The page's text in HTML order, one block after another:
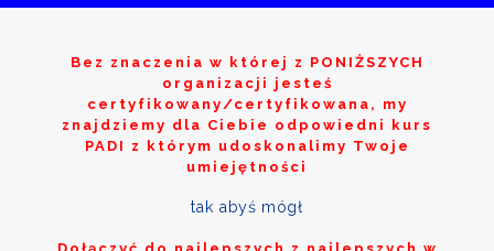
Bez znaczenia w której z PONIŻSZYCH
organizacji jesteś
certyfikowany/certyfikowana, my
znajdziemy dla Ciebie odpowiedni kurs
PADI z którym udoskonalimy Twoje
umiejętności
tak abyś mógł